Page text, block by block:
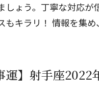
しょう。丁寧な対応が
もキラリ！ 情報を集め
運】射手座2022